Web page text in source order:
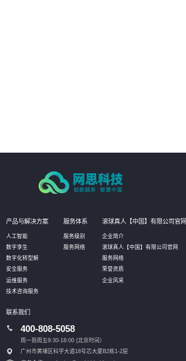
产品与解决方案
人工智能
数字孪生
数字化转型解
安全服务
运维服务
技术咨询服务
服务体系
服务级别
服务网络
滚球真人【中国】有限公司官网
企业简介
滚球真人【中国】有限公司官网
服务网络
荣誉资质
企业风采
联系我们
400-808-5058
周一到周五9:30-18:00 (北京时间）
广州市黄埔区科学大道18号芯大厦B2栋1-2层